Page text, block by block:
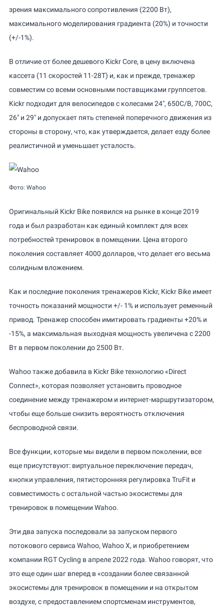
зрения максимального сопротивления (2200 Вт),
максимального моделирования градиента (20%) и точности
(+/-1%).
В отличие от более дешевого Kickr Core, в цену включена
кассета (11 скоростей 11-28T) и, как и прежде, тренажер
совместим со всеми основными поставщиками группсетов.
Kickr подходит для велосипедов с колесами 24", 650C/B, 700C,
26" и 29" и допускает пять степеней поперечного движения из
стороны в сторону, что, как утверждается, делает езду более
реалистичной и уменьшает усталость.
Фото: Wahoo
Оригинальный Kickr Bike появился на рынке в конце 2019
года и был разработан как единый комплект для всех
потребностей тренировок в помещении. Цена второго
поколения составляет 4000 долларов, что делает его весьма
солидным вложением.
Как и последние поколения тренажеров Kickr, Kickr Bike имеет
точность показаний мощности +/- 1% и использует ременный
привод. Тренажер способен имитировать градиенты +20% и
-15%, а максимальная выходная мощность увеличена с 2200
Вт в первом поколении до 2500 Вт.
Wahoo также добавила в Kickr Bike технологию «Direct
Connect», которая позволяет установить проводное
соединение между тренажером и интернет-маршрутизатором,
чтобы еще больше снизить вероятность отключения
беспроводной связи.
Все функции, которые мы видели в первом поколении, все
еще присутствуют: виртуальное переключение передач,
кнопки управления, пятисторонняя регулировка TruFit и
совместимость с остальной частью экосистемы для
тренировок в помещении Wahoo.
Эти два запуска последовали за запуском первого
потокового сервиса Wahoo, Wahoo X, и приобретением
компании RGT Cycling в апреле 2022 года. Wahoo говорят, что
это еще один шаг вперед в «создании более связанной
экосистемы для тренировок в помещении и на открытом
воздухе, с предоставлением спортсменам инструментов,